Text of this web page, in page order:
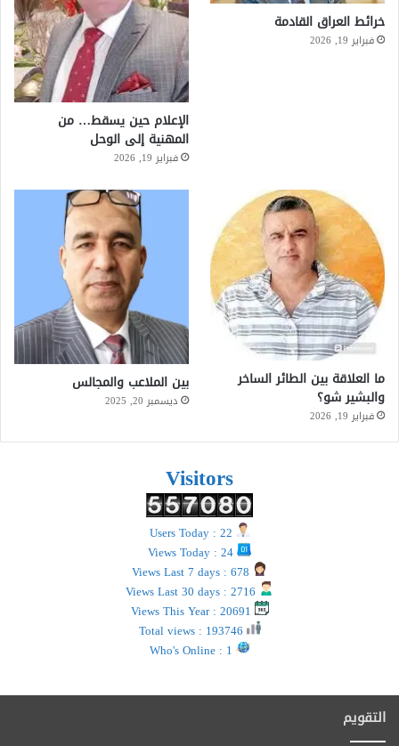
خرائط العراق القادمة
فبراير 19, 2026
الإعلام حين يسقط… من
المهنية إلى الوحل
فبراير 19, 2026
ما العلاقة بين الطائر الساخر
والبشير شو؟
فبراير 19, 2026
بين الملاعب والمجالس
ديسمبر 20, 2025
Visitors
التقويم